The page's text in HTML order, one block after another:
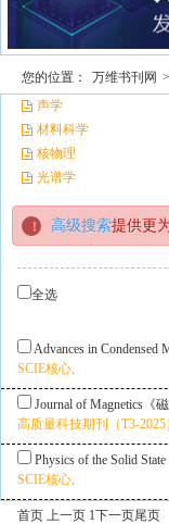
您的位置： 万维书刊网
声学
材料科学
核物理
光谱学
高级搜索提供更
全选
Advances in
SCIE核心,
Journal of Magnetics《
高质量科技期刊（T3-2025
Physics of the Solid
SCIE核心,
首页 上一页 1下一页尾页